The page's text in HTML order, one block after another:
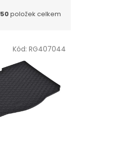
položek celkem
Kód: RG407044